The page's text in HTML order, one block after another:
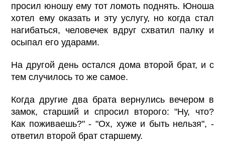
просил юношу ему тот ломоть поднять. Юноша
хотел ему оказать и эту услугу, но когда стал
нагибаться, человечек вдруг схватил палку и
осыпал его ударами.
На другой день остался дома второй брат, и с
тем случилось то же самое.
Когда другие два брата вернулись вечером в
замок, старший и спросил второго: "Ну, что?
Как поживаешь?" - "Ох, хуже и быть нельзя", -
ответил второй брат старшему.